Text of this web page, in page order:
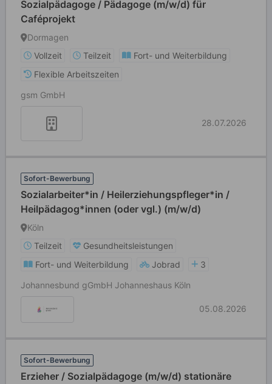
Sozialpädagoge / Pädagoge (m/w/d) für
Caféprojekt
Dormagen
Vollzeit
Teilzeit
Fort- und Weiterbildung
Flexible Arbeitszeiten
gsm GmbH
28.07.2026
Sofort-Bewerbung
Sozialarbeiter*in / Heilerziehungspfleger*in /
Heilpädagog*innen (oder vgl.) (m/w/d)
Köln
Teilzeit
Gesundheitsleistungen
Fort- und Weiterbildung
Jobrad
3
Johannesbund gGmbH Johanneshaus Köln
05.08.2026
Sofort-Bewerbung
Erzieher / Sozialpädagoge (m/w/d) stationäre